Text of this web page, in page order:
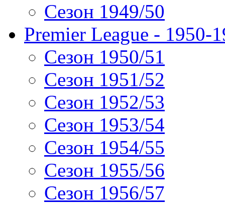
Сезон 1949/50
Premier League - 1950-
Сезон 1950/51
Сезон 1951/52
Сезон 1952/53
Сезон 1953/54
Сезон 1954/55
Сезон 1955/56
Сезон 1956/57